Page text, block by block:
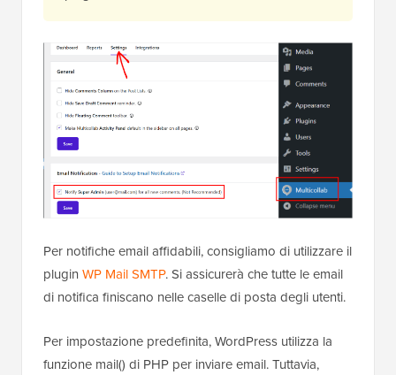
Per notifiche email affidabili, consigliamo di utilizzare il
plugin WP Mail SMTP. Si assicurerà che tutte le email
di notifica finiscano nelle caselle di posta degli utenti.
Per impostazione predefinita, WordPress utilizza la
funzione mail() di PHP per inviare email. Tuttavia,